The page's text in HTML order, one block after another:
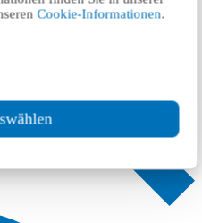
Cookie-Informationen.